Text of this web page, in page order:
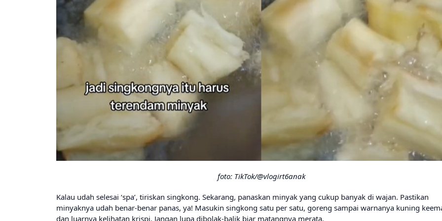
foto: TikTok/@vlogirt6anak
Kalau udah selesai ‘spa’, tiriskan singkong. Sekarang, panaskan minyak yang cukup banyak di wajan. Pastikan
minyaknya udah benar-benar panas, ya! Masukin singkong satu per satu, goreng sampai warnanya kuning
dan luarnya kelihatan krispi. Jangan lupa dibolak-balik biar matangnya merata.